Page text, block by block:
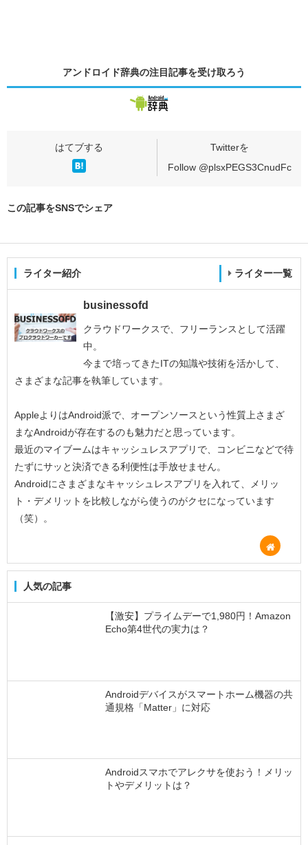
アンドロイド辞典の注目記事を受け取ろう
Follow @plsxPEGS3CnudFc
この記事をSNSでシェア
ライター紹介 ライター一覧
businessofd
クラウドワークスで、フリーランスとして活躍
中。
今まで培ってきたITの知識や技術を活かして、
さまざまな記事を執筆しています。
AppleよりはAndroid派で、オープンソースという性質上さまざ
まなAndroidが存在するのも魅力だと思っています。
最近のマイブームはキャッシュレスアプリで、コンビニなどで待
たずにサッと決済できる利便性は手放せません。
Androidにさまざまなキャッシュレスアプリを入れて、メリッ
ト・デメリットを比較しながら使うのがクセになっています
（笑）。
人気の記事
【激安】プライムデーで1,980円！Amazon
Echo第4世代の実力は？
Androidデバイスがスマートホーム機器の共
通規格「Matter」に対応
Androidスマホでアレクサを使おう！メリッ
トやデメリットは？